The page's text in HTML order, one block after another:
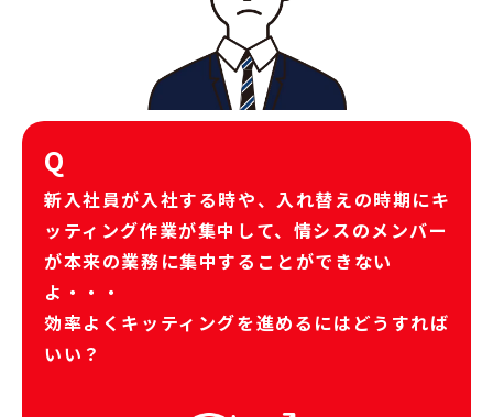
Q
新入社員が入社する時や、入れ替えの時期にキ
ッティング作業が集中して、情シスのメンバー
が本来の業務に集中することができない
よ・・・
効率よくキッティングを進めるにはどうすれば
いい？